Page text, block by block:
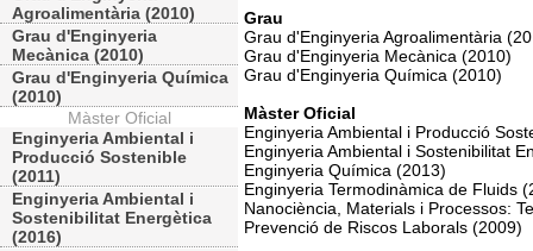
Agroalimentària (2010)
Grau d'Enginyeria
Mecànica (2010)
Grau d'Enginyeria Química
(2010)
Màster Oficial
Enginyeria Ambiental i
Producció Sostenible
(2011)
Enginyeria Ambiental i
Sostenibilitat Energètica
(2016)
Grau
Grau d'Enginyeria Agroalimentària
Grau d'Enginyeria Mecànica (2010)
Grau d'Enginyeria Química (2010)
Màster Oficial
Enginyeria Ambiental i Producció
Enginyeria Ambiental i Sostenibilitat
Enginyeria Química (2013)
Enginyeria Termodinàmica de Fluids
Nanociència, Materials i Processos:
Prevenció de Riscos Laborals (2009)